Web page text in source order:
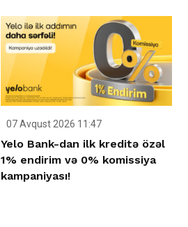
07 Avqust 2026 11:47
Yelo Bank-dan ilk kreditə özəl
1% endirim və 0% komissiya
kampaniyası!